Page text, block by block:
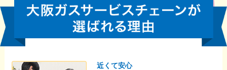
近くて安心